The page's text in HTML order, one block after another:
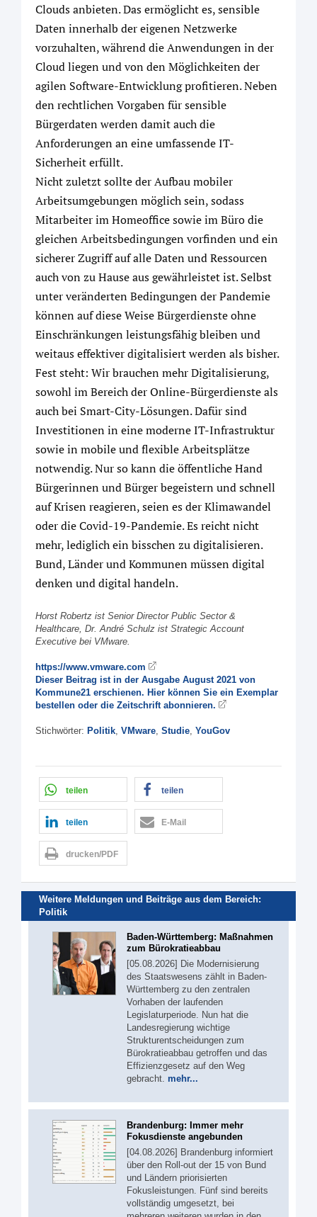
Clouds anbieten. Das ermöglicht es, sensible
Daten innerhalb der eigenen Netzwerke
vorzuhalten, während die Anwendungen in der
Cloud liegen und von den Möglichkeiten der
agilen Software-Entwicklung profitieren. Neben
den rechtlichen Vorgaben für sensible
Bürgerdaten werden damit auch die
Anforderungen an eine umfassende IT-
Sicherheit erfüllt.
Nicht zuletzt sollte der Aufbau mobiler
Arbeitsumgebungen möglich sein, sodass
Mitarbeiter im Homeoffice sowie im Büro die
gleichen Arbeitsbedingungen vorfinden und ein
sicherer Zugriff auf alle Daten und Ressourcen
auch von zu Hause aus gewährleistet ist. Selbst
unter veränderten Bedingungen der Pandemie
können auf diese Weise Bürgerdienste ohne
Einschränkungen leistungsfähig bleiben und
weitaus effektiver digitalisiert werden als bisher.
Fest steht: Wir brauchen mehr Digitalisierung,
sowohl im Bereich der Online-Bürgerdienste als
auch bei Smart-City-Lösungen. Dafür sind
Investitionen in eine moderne IT-Infrastruktur
sowie in mobile und flexible Arbeitsplätze
notwendig. Nur so kann die öffentliche Hand
Bürgerinnen und Bürger begeistern und schnell
auf Krisen reagieren, seien es der Klimawandel
oder die Covid-19-Pandemie. Es reicht nicht
mehr, lediglich ein bisschen zu digitalisieren.
Bund, Länder und Kommunen müssen digital
denken und digital handeln.
Horst Robertz ist Senior Director Public Sector &
Healthcare, Dr. André Schulz ist Strategic Account
Executive bei VMware.
https://www.vmware.com
Dieser Beitrag ist in der Ausgabe August 2021 von
Kommune21 erschienen. Hier können Sie ein Exemplar
bestellen oder die Zeitschrift abonnieren.
Stichwörter: Politik VMware Studie YouGov
teilen teilen
teilen E-Mail
drucken/PDF
Weitere Meldungen und Beiträge aus dem Bereich:
Politik
Baden-Württemberg: Maßnahmen
zum Bürokratieabbau
[05.08.2026] Die Modernisierung
des Staatswesens zählt in Baden-
Württemberg zu den zentralen
Vorhaben der laufenden
Legislaturperiode. Nun hat die
Landesregierung wichtige
Strukturentscheidungen zum
Bürokratieabbau getroffen und das
Effizienzgesetz auf den Weg
gebracht. mehr...
Brandenburg: Immer mehr
Fokusdienste angebunden
[04.08.2026] Brandenburg informiert
über den Roll-out der 15 von Bund
und Ländern priorisierten
Fokusleistungen. Fünf sind bereits
vollständig umgesetzt, bei